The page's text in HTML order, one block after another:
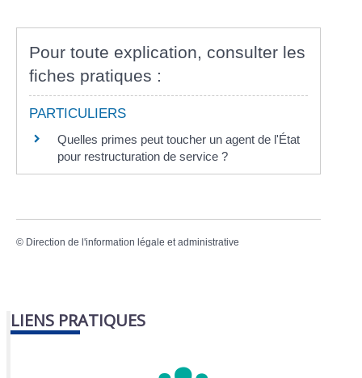
Pour toute explication, consulter les
fiches pratiques :
PARTICULIERS
Quelles primes peut toucher un agent de l'État
pour restructuration de service ?
© Direction de l'information légale et administrative
LIENS PRATIQUES